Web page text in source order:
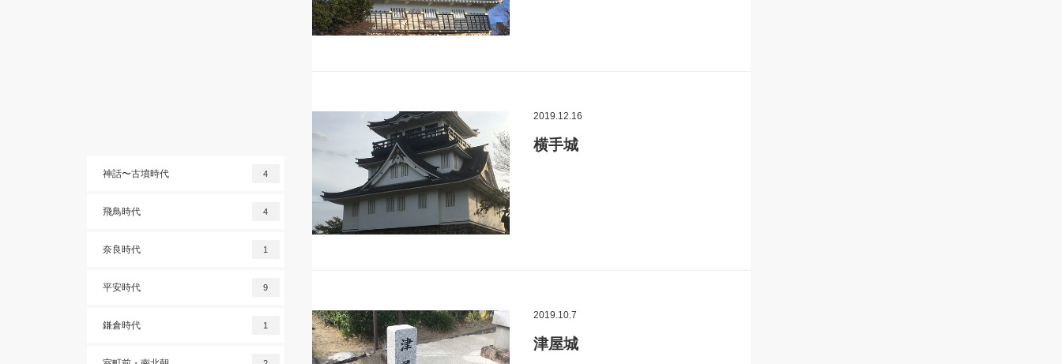
2019.12.16
横手城
2019.10.7
津屋城
神話〜古墳時代 4
飛鳥時代 4
奈良時代 1
平安時代 9
鎌倉時代 1